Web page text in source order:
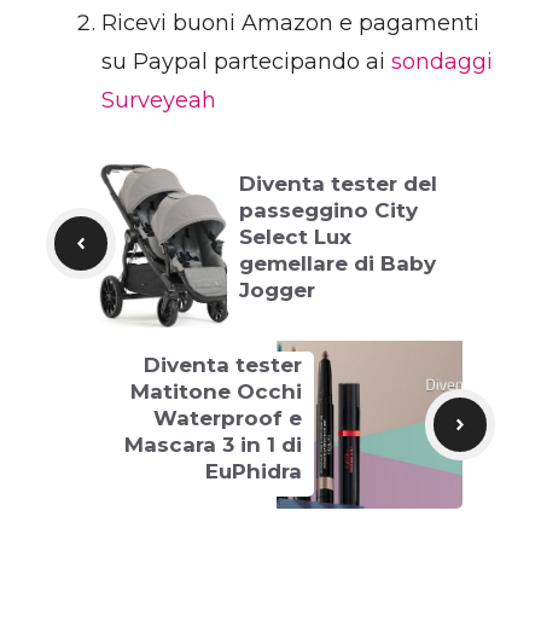
Ricevi buoni Amazon e pagamenti
su Paypal partecipando ai sondaggi
Surveyeah
Diventa tester del
passeggino City
Select Lux
gemellare di Baby
Jogger
Diventa tester
Matitone Occhi
Waterproof e
Mascara 3 in 1 di
EuPhidra